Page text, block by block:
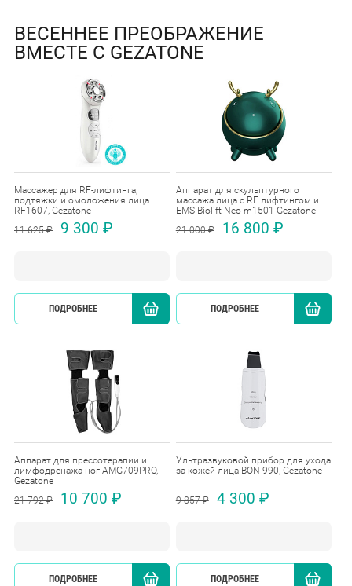
ВЕСЕННЕЕ ПРЕОБРАЖЕНИЕ
ВМЕСТЕ С GEZATONE
Массажер для RF-лифтинга,
подтяжки и омоложения лица
RF1607, Gezatone
11 625 ₽
9 300 ₽
ПОДРОБНЕЕ КУПИТЬ
Аппарат для скульптурного
массажа лица с RF лифтингом и
EMS Biolift Neo m1501 Gezatone
21 000 ₽
16 800 ₽
ПОДРОБНЕЕ
Аппарат для прессотерапии и
лимфодренажа ног AMG709PRO,
Gezatone
21 792 ₽
10 700 ₽
ПОДРОБНЕЕ КУПИТЬ
Ультразвуковой прибор для ухода
за кожей лица BON-990, Gezatone
9 857 ₽ 4 300 ₽
ПОДРОБНЕЕ